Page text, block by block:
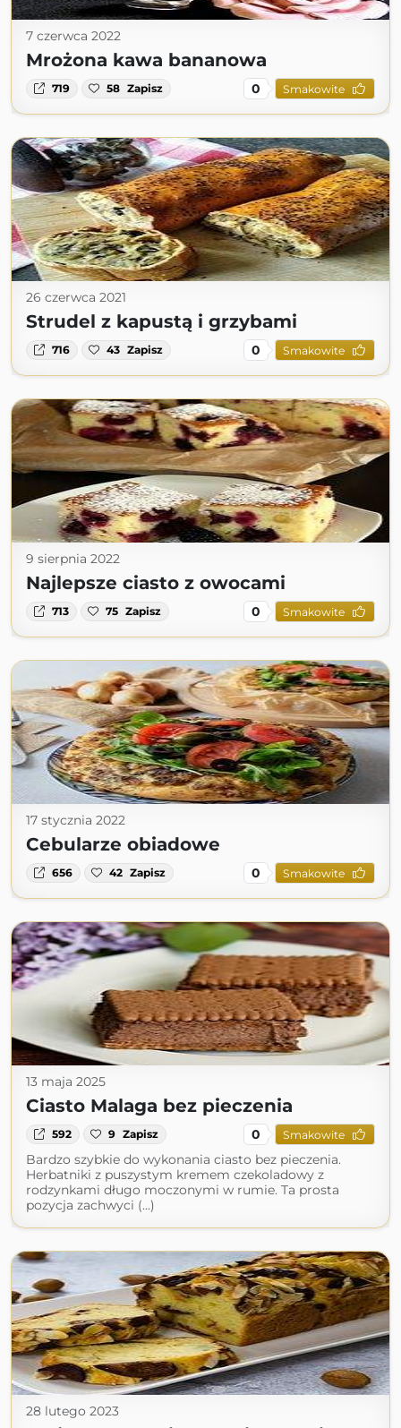
7 czerwca 2022
Mrożona kawa bananowa
719 58 Zapisz 0 Smakowite
26 czerwca 2021
Strudel z kapustą i grzybami
716 43 Zapisz 0 Smakowite
9 sierpnia 2022
Najlepsze ciasto z owocami
713 75 Zapisz 0 Smakowite
17 stycznia 2022
Cebularze obiadowe
656 42 Zapisz 0 Smakowite
13 maja 2025
Ciasto Malaga bez pieczenia
592 9 Zapisz 0 Smakowite
Bardzo szybkie do wykonania ciasto bez pieczenia.
Herbatniki z puszystym kremem czekoladowy z
rodzynkami długo moczonymi w rumie. Ta prosta
pozycja zachwyci (...)
28 lutego 2023